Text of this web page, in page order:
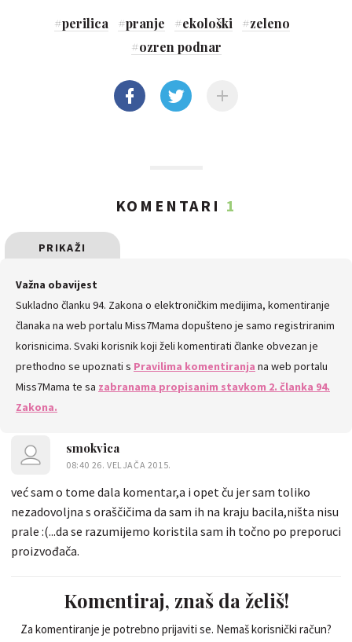
#perilica #pranje #ekološki #zeleno
#ozren podnar
KOMENTARI 1
PRIKAŽI
SVE
KOMENTARE
Važna obavijest
Sukladno članku 94. Zakona o elektroničkim medijima, komentiranje
članaka na web portalu Miss7Mama dopušteno je samo registriranim
korisnicima. Svaki korisnik koji želi komentirati članke obvezan je
prethodno se upoznati s Pravilima komentiranja na web portalu
Miss7Mama te sa zabranama propisanim stavkom 2. članka 94.
Zakona.
smokvica
08:40 26. VELJAČA 2015.
već sam o tome dala komentar,a i opet ču jer sam toliko
nezadovoljna s oraščičima da sam ih na kraju bacila,ništa nisu
prale :(...da se razumijemo koristila sam ih točno po preporuci
proizvođača.
Komentiraj, znaš da želiš!
Za komentiranje je potrebno prijaviti se. Nemaš korisnički račun?